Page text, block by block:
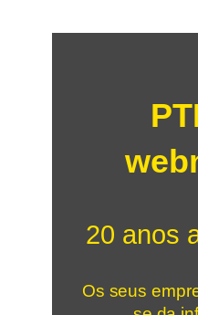
20 anos
Os seus